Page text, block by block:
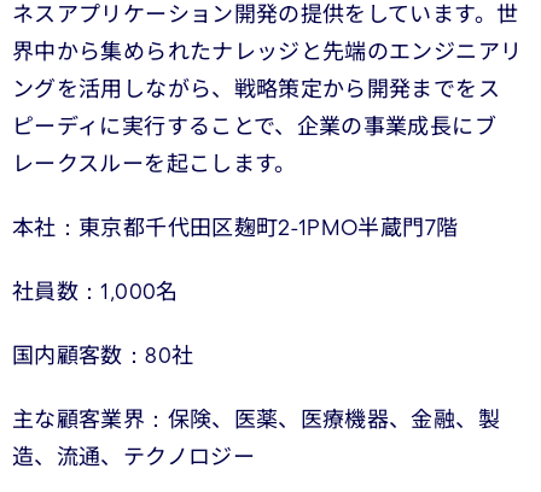
ネスアプリケーション開発の提供をしています。世
界中から集められたナレッジと先端のエンジニアリ
ングを活用しながら、戦略策定から開発までをス
ピーディに実行することで、企業の事業成長にブ
レークスルーを起こします。
本社：東京都千代田区麹町2-1PMO半蔵門7階
社員数：1,000名
国内顧客数：80社
主な顧客業界：保険、医薬、医療機器、金融、製
造、流通、テクノロジー